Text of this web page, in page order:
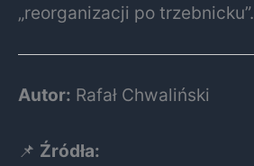
„reorganizacji po trzebnicku”.
Autor: Rafał Chwaliński
📌 Źródła: